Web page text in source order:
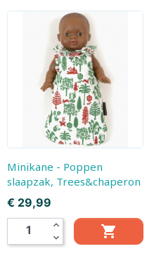
Minikane - Poppen
slaapzak, Trees&chaperon
Prijs
€ 29,99
expand_less
expand_more
